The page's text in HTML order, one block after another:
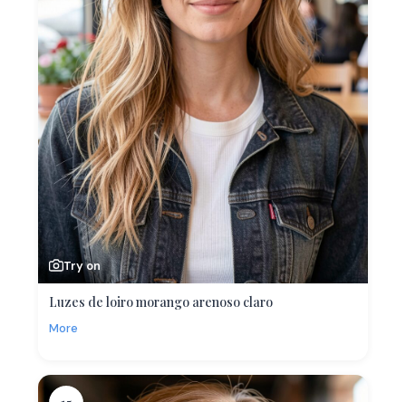
Try on
Luzes de loiro morango arenoso claro
More